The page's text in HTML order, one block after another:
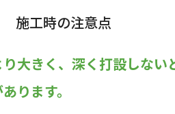
施工時の注意点
大きく、深く打設しない
ります。